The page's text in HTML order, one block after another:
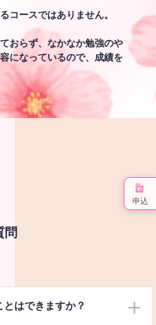
コースではありません。
おらず、なかなか勉強のや
になっているので、成績を
問
はできますか？
申込